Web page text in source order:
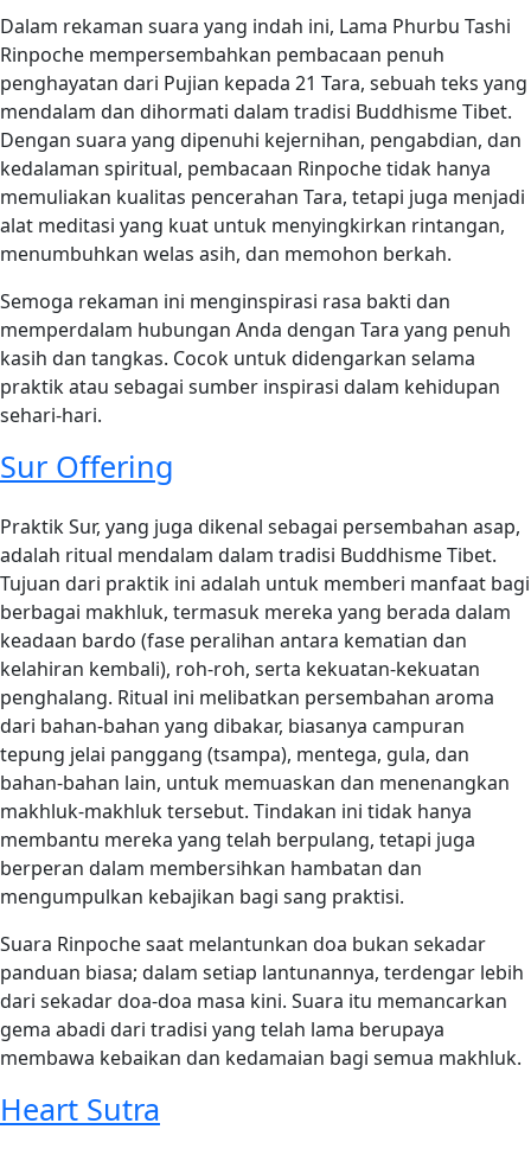
Dalam rekaman suara yang indah ini, Lama Phurbu Tashi
Rinpoche mempersembahkan pembacaan penuh
penghayatan dari Pujian kepada 21 Tara, sebuah teks yang
mendalam dan dihormati dalam tradisi Buddhisme Tibet.
Dengan suara yang dipenuhi kejernihan, pengabdian, dan
kedalaman spiritual, pembacaan Rinpoche tidak hanya
memuliakan kualitas pencerahan Tara, tetapi juga menjadi
alat meditasi yang kuat untuk menyingkirkan rintangan,
menumbuhkan welas asih, dan memohon berkah.
Semoga rekaman ini menginspirasi rasa bakti dan
memperdalam hubungan Anda dengan Tara yang penuh
kasih dan tangkas. Cocok untuk didengarkan selama
praktik atau sebagai sumber inspirasi dalam kehidupan
sehari-hari.
Sur Offering
Praktik Sur, yang juga dikenal sebagai persembahan asap,
adalah ritual mendalam dalam tradisi Buddhisme Tibet.
Tujuan dari praktik ini adalah untuk memberi manfaat bagi
berbagai makhluk, termasuk mereka yang berada dalam
keadaan bardo (fase peralihan antara kematian dan
kelahiran kembali), roh-roh, serta kekuatan-kekuatan
penghalang. Ritual ini melibatkan persembahan aroma
dari bahan-bahan yang dibakar, biasanya campuran
tepung jelai panggang (tsampa), mentega, gula, dan
bahan-bahan lain, untuk memuaskan dan menenangkan
makhluk-makhluk tersebut. Tindakan ini tidak hanya
membantu mereka yang telah berpulang, tetapi juga
berperan dalam membersihkan hambatan dan
mengumpulkan kebajikan bagi sang praktisi.
Suara Rinpoche saat melantunkan doa bukan sekadar
panduan biasa; dalam setiap lantunannya, terdengar lebih
dari sekadar doa-doa masa kini. Suara itu memancarkan
gema abadi dari tradisi yang telah lama berupaya
membawa kebaikan dan kedamaian bagi semua makhluk.
Heart Sutra